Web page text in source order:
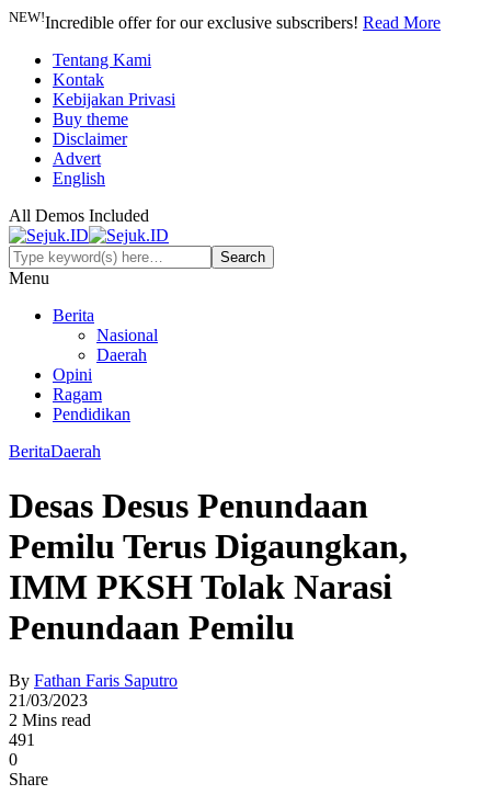
NEW!Incredible offer for our exclusive subscribers! Read More
Tentang Kami
Kontak
Kebijakan Privasi
Buy theme
Disclaimer
Advert
English
All Demos Included
Menu
Berita
Nasional
Daerah
Opini
Ragam
Pendidikan
BeritaDaerah
Desas Desus Penundaan
Pemilu Terus Digaungkan,
IMM PKSH Tolak Narasi
Penundaan Pemilu
By Fathan Faris Saputro
21/03/2023
2 Mins read
491
0
Share